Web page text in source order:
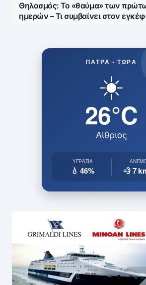
Θηλασμός: Το «θαύμα» των
ημερών – Τι συμβαίνει στον
ΠΆΤΡΑ • ΤΏΡΑ
☀️
26°C
Αίθριος
ΥΓΡΑΣΊΑ
💧 46% 💨 7